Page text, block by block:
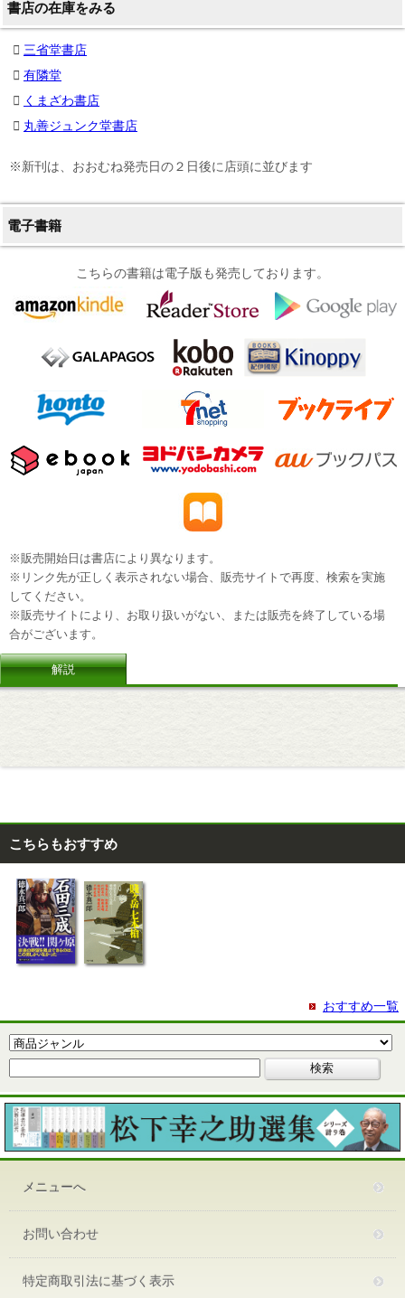
書店の在庫をみる
三省堂書店
有隣堂
くまざわ書店
丸善ジュンク堂書店
※新刊は、おおむね発売日の２日後に店頭に並びます
電子書籍
こちらの書籍は電子版も発売しております。
※販売開始日は書店により異なります。
※リンク先が正しく表示されない場合、販売サイトで再度、検索を実施
してください。
※販売サイトにより、お取り扱いがない、または販売を終了している場
合がございます。
解説
こちらもおすすめ
おすすめ一覧
メニューへ
お問い合わせ
特定商取引法に基づく表示